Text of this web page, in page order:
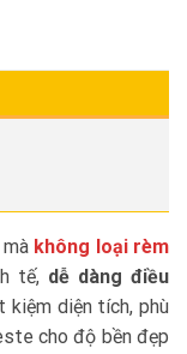
không loại rèm
tế, dễ dàng điều
kiệm diện tích, phù
cho độ bền đẹp